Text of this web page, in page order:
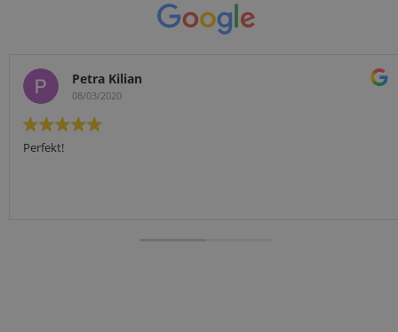
Sabine Meier
08/08/2018
Eine kleine aber sehr zuverlässig Firma in Pinneberg